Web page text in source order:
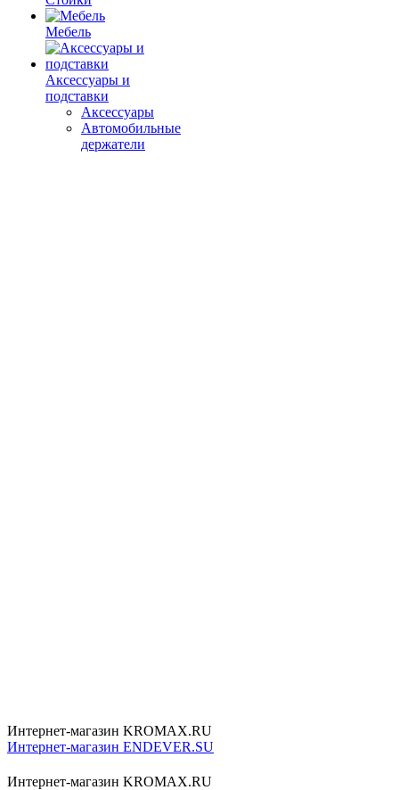
Мебель
Аксессуары и
подставки
Аксессуары
Автомобильные
держатели
Интернет-магазин KROMAX.RU
Интернет-магазин ENDEVER.SU
Интернет-магазин KROMAX.RU